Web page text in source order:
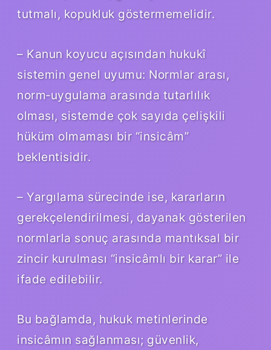
tutmalı, kopukluk göstermemelidir.
– Kanun koyucu açısından hukukî
sistemin genel uyumu: Normlar arası,
norm‑uygulama arasında tutarlılık
olması, sistemde çok sayıda çelişkili
hüküm olmaması bir “insicâm”
beklentisidir.
– Yargılama sürecinde ise, kararların
gerekçelendirilmesi, dayanak gösterilen
normlarla sonuç arasında mantıksal bir
zincir kurulması “insicâmlı bir karar” ile
ifade edilebilir.
Bu bağlamda, hukuk metinlerinde
insicâmın sağlanması; güvenlik,